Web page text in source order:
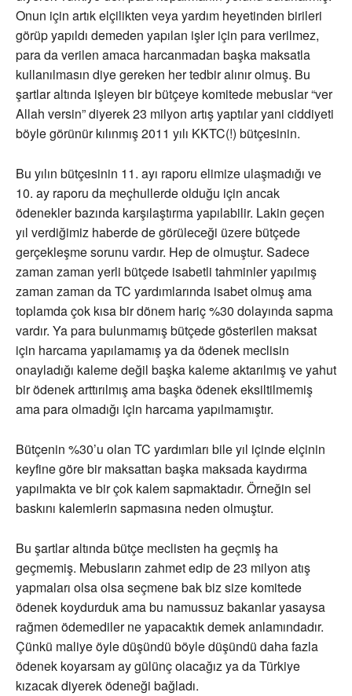
Onun için artık elçilikten veya yardım heyetinden birileri
görüp yapıldı demeden yapılan işler için para verilmez,
para da verilen amaca harcanmadan başka maksatla
kullanılmasın diye gereken her tedbir alınır olmuş. Bu
şartlar altında işleyen bir bütçeye komitede mebuslar “ver
Allah versin” diyerek 23 milyon artış yaptılar yani ciddiyeti
böyle görünür kılınmış 2011 yılı KKTC(!) bütçesinin.
Bu yılın bütçesinin 11. ayı raporu elimize ulaşmadığı ve
10. ay raporu da meçhullerde olduğu için ancak
ödenekler bazında karşılaştırma yapılabilir. Lakin geçen
yıl verdiğimiz haberde de görüleceği üzere bütçede
gerçekleşme sorunu vardır. Hep de olmuştur. Sadece
zaman zaman yerli bütçede isabetli tahminler yapılmış
zaman zaman da TC yardımlarında isabet olmuş ama
toplamda çok kısa bir dönem hariç %30 dolayında sapma
vardır. Ya para bulunmamış bütçede gösterilen maksat
için harcama yapılamamış ya da ödenek meclisin
onayladığı kaleme değil başka kaleme aktarılmış ve yahut
bir ödenek arttırılmış ama başka ödenek eksiltilmemiş
ama para olmadığı için harcama yapılmamıştır.
Bütçenin %30’u olan TC yardımları bile yıl içinde elçinin
keyfine göre bir maksattan başka maksada kaydırma
yapılmakta ve bir çok kalem sapmaktadır. Örneğin sel
baskını kalemlerin sapmasına neden olmuştur.
Bu şartlar altında bütçe meclisten ha geçmiş ha
geçmemiş. Mebusların zahmet edip de 23 milyon atış
yapmaları olsa olsa seçmene bak biz size komitede
ödenek koydurduk ama bu namussuz bakanlar yasaysa
rağmen ödemediler ne yapacaktık demek anlamındadır.
Çünkü maliye öyle düşündü böyle düşündü daha fazla
ödenek koyarsam ay gülünç olacağız ya da Türkiye
kızacak diyerek ödeneği bağladı.